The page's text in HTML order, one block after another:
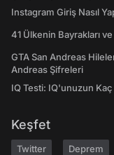
Instagram Giriş Nasıl
41 Ülkenin Bayrakları
GTA San Andreas
Andreas Şifreleri
IQ Testi: IQ'unuzun
Keşfet
Twitter Deprem